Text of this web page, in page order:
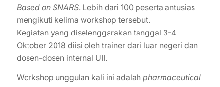
Based on SNARS. Lebih dari 100 peserta antusias
mengikuti kelima workshop tersebut.
Kegiatan yang diselenggarakan tanggal 3-4
Oktober 2018 diisi oleh trainer dari luar negeri dan
dosen-dosen internal UII.
Workshop unggulan kali ini adalah pharmaceutical